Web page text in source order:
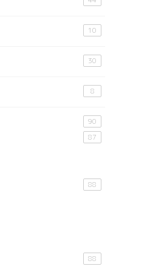
10
30
8
90
87
88
88